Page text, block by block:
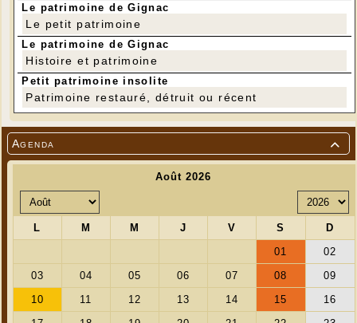

Agenda
Le patrimoine de Gignac
Le petit patrimoine
Le patrimoine de Gignac
Histoire et patrimoine
Petit patrimoine insolite
Patrimoine restauré, détruit ou récent